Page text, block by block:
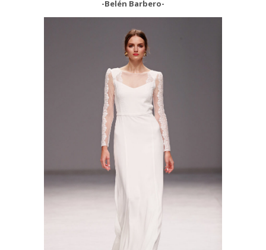
-Belén Barbero-